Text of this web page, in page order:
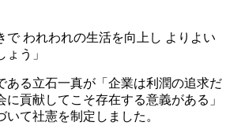
で われわれの生活を向上し よりよい
う」
ある立石一真が「企業は利潤の追求だ
に貢献してこそ存在する意義がある」
いて社憲を制定しました。